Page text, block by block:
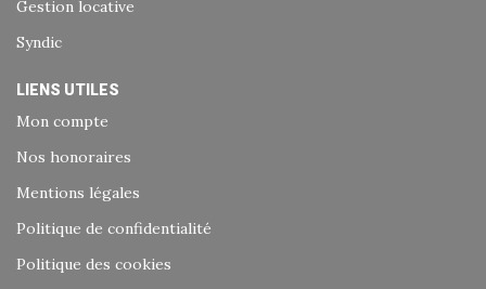
Gestion locative
Syndic
LIENS UTILES
Mon compte
Nos honoraires
Mentions légales
Politique de confidentialité
Politique des cookies